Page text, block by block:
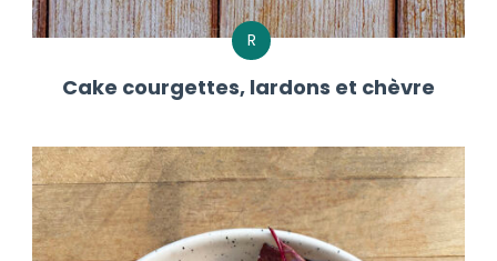
R
Cake courgettes, lardons et chèvre